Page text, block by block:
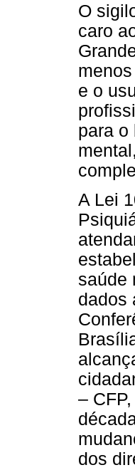
O
caro
e o
para o
A Lei
saúde
dados
–
dos